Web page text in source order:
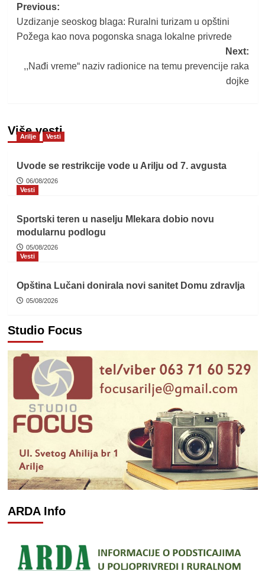
Post
navigation
Previous:
Uzdizanje seoskog blaga: Ruralni turizam u opštini
Požega kao nova pogonska snaga lokalne privrede
Next:
,,Nađi vreme“ naziv radionice na temu prevencije raka
dojke
Više vesti
Arilje Vesti
Uvode se restrikcije vode u Arilju od 7. avgusta
06/08/2026
Vesti
Sportski teren u naselju Mlekara dobio novu
modularnu podlogu
05/08/2026
Vesti
Opština Lučani donirala novi sanitet Domu zdravlja
05/08/2026
Studio Focus
ARDA Info